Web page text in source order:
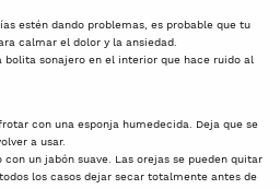
estén dando problemas, es probable que tu
calmar el dolor y la ansiedad.
bolita sonajero en el interior que hace ruido al
con una esponja humedecida. Deja que se
a usar.
un jabón suave. Las orejas se pueden quitar
los casos dejar secar totalmente antes de